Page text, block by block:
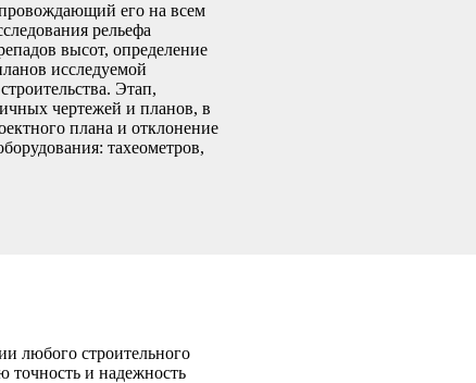
его на всем
рельефа
высот, определение
исследуемой
Этап,
чертежей и планов, в
плана и отклонение
тахеометров,
любого строительного
точность и надежность